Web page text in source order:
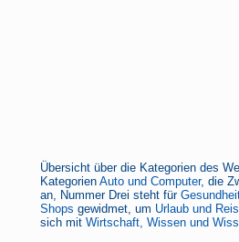
Übersicht über die Kategorien des
Kategorien Auto und Computer, die
an, Nummer Drei steht für
Shops gewidmet, um Urlaub und
sich mit Wirtschaft, Wissen und